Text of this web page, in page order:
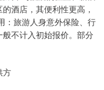
酒店，其便利性更高，
：旅游人身意外保险、行
不计入初始报价。部分
方